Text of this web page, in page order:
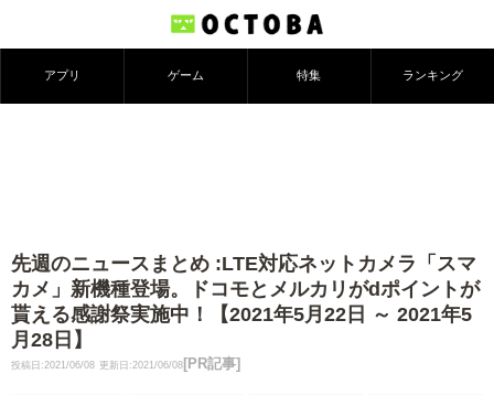
アプリ ゲーム 特集 ランキング
先週のニュースまとめ :LTE対応ネットカメラ「スマ
カメ」新機種登場。ドコモとメルカリがdポイントが
貰える感謝祭実施中！【2021年5月22日 ～ 2021年5
月28日】
投稿日:2021/06/08 更新日:2021/06/08 [PR記事]